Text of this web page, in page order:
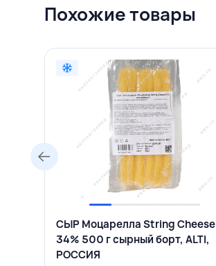
Похожие товары
СЫР Моцарелла String Cheese
34% 500 г сырный борт, ALTI,
РОССИЯ